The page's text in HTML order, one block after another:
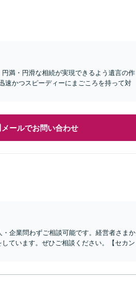
満・円滑な相続が実現できるよう遺言の作
速かつスピーディーにまごころを持って対
メールでお問い合わせ
企業問わずご相談可能です。経営者さまか
ています。ぜひご相談ください。【セカン